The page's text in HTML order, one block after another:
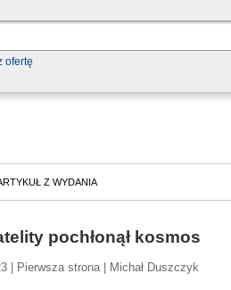
ofertę
Z WYDANIA
pochłonął kosmos
| Pierwsza strona | Michał Duszczyk